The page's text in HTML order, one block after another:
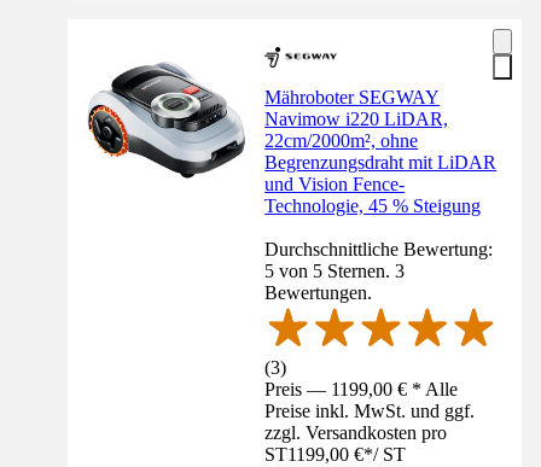
Mähroboter SEGWAY
Navimow i220 LiDAR,
22cm/2000m², ohne
Begrenzungsdraht mit LiDAR
und Vision Fence-
Technologie, 45 % Steigung
Durchschnittliche Bewertung:
5 von 5 Sternen. 3
Bewertungen.
(3)
Preis — 1199,00 € * Alle
Preise inkl. MwSt. und ggf.
zzgl. Versandkosten pro
ST1199,00 €*/ ST